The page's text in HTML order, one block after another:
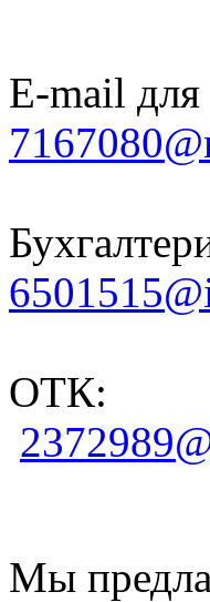
E-mail для
ОТК:
Мы